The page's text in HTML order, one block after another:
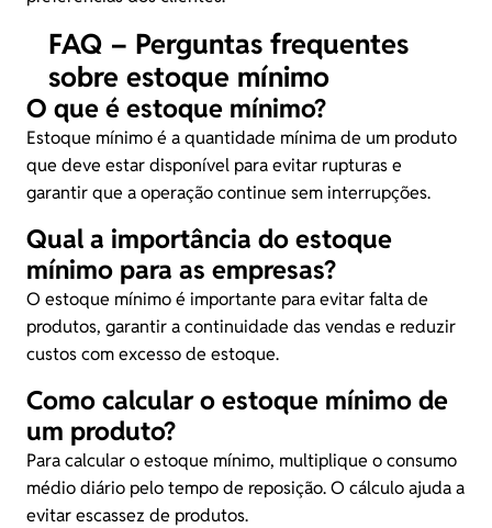
FAQ – Perguntas frequentes
sobre estoque mínimo
O que é estoque mínimo?
Estoque mínimo é a quantidade mínima de um produto
que deve estar disponível para evitar rupturas e
garantir que a operação continue sem interrupções.
Qual a importância do estoque
mínimo para as empresas?
O estoque mínimo é importante para evitar falta de
produtos, garantir a continuidade das vendas e reduzir
custos com excesso de estoque.
Como calcular o estoque mínimo de
um produto?
Para calcular o estoque mínimo, multiplique o consumo
médio diário pelo tempo de reposição. O cálculo ajuda a
evitar escassez de produtos.